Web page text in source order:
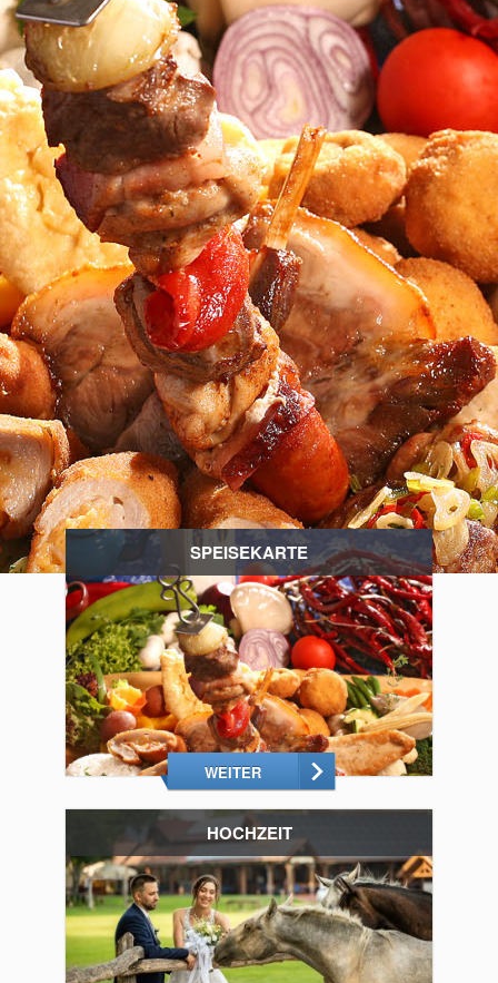
SPEISEKARTE
WEITER
HOCHZEIT